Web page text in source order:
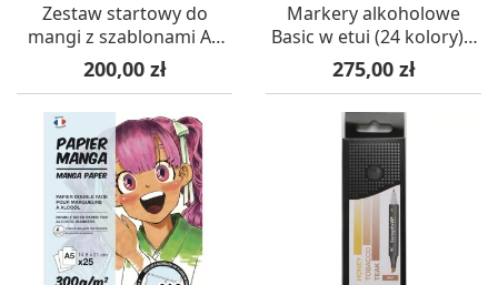
Zestaw startowy do
mangi z szablonami A6
(16 pisaków) – Graph’it
Cena
200,00 zł
Markery alkoholowe
Basic w etui (24 kolory) –
Graph’it
Cena
275,00 zł